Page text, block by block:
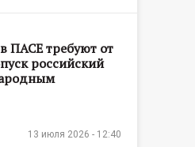
ПАСЕ требуют от
российский
13 июля 2026 - 12:40